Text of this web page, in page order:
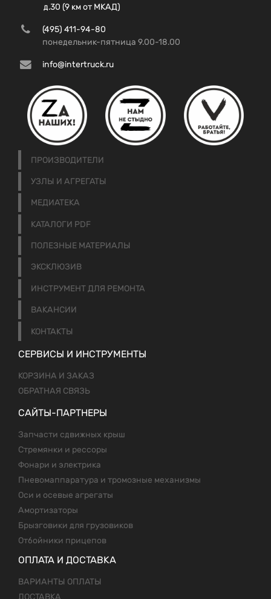
д.30 (9 км от МКАД)
(495) 411-94-80
понедельник-пятница 9.00-18.00
info@intertruck.ru
ПРОИЗВОДИТЕЛИ
УЗЛЫ И АГРЕГАТЫ
МЕДИАТЕКА
КАТАЛОГИ PDF
ПОЛЕЗНЫЕ МАТЕРИАЛЫ
ЭКСКЛЮЗИВ
ИНСТРУМЕНТ ДЛЯ РЕМОНТА
ВАКАНСИИ
КОНТАКТЫ
СЕРВИСЫ И ИНСТРУМЕНТЫ
КОРЗИНА И ЗАКАЗ
ОБРАТНАЯ СВЯЗЬ
САЙТЫ-ПАРТНЕРЫ
Запчасти сдвижных крыш
Стремянки и рессоры
Фонари и электрика
Пневомаппаратура и тромозные механизмы
Оси и осевые агрегаты
Амортизаторы
Брызговики для грузовиков
Отбойники прицепов
ОПЛАТА И ДОСТАВКА
ВАРИАНТЫ ОПЛАТЫ
ДОСТАВКА